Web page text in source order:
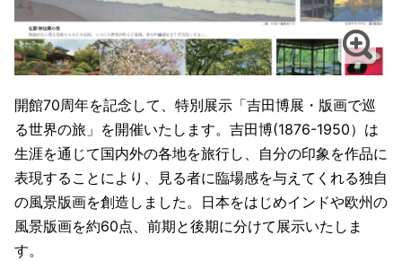
開館70周年を記念して、特別展示「吉田博展・版画で巡
る世界の旅」を開催いたします。吉田博(1876-1950）は
生涯を通じて国内外の各地を旅行し、自分の印象を作品に
表現することにより、見る者に臨場感を与えてくれる独自
の風景版画を創造しました。日本をはじめインドや欧州の
風景版画を約60点、前期と後期に分けて展示いたしま
す。